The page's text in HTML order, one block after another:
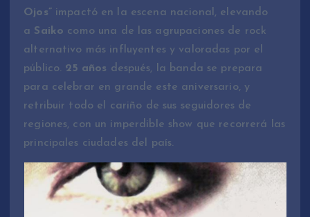
Ojos” impactó en la escena nacional, elevando
a Saiko como una de las agrupaciones de rock
alternativo más influyentes y valoradas por el
público. 25 años después, la banda se prepara
para celebrar en grande este aniversario, y
retribuir todo el cariño de sus seguidores de
regiones, con un imperdible show que recorrerá las
principales ciudades del país.